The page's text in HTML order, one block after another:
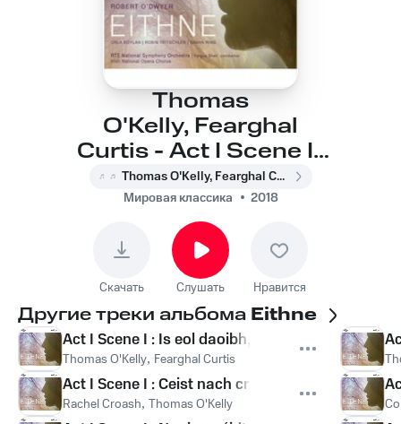
Thomas
O'Kelly, Fearghal
Curtis - Act I Scene I :
Is eol daoibh, a
chairde
Thomas O'Kelly, Fearghal Curtis
Мировая классика
2018
Скачать Слушать Нравится
Другие треки альбома Eithne
Act I Scene I : Is eol daoibh, a chairde
Thomas O'Kelly, Fearghal Curtis
Act I Scene I : Ceist nach crua le réiteach
Rachel Croash, Thomas O'Kelly